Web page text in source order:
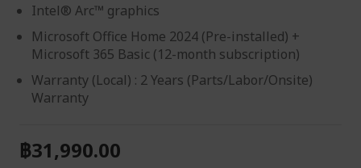
Intel® Arc™ graphics
Microsoft Office Home 2024 (Pre-installed) +
Microsoft 365 Basic (12-month subscription)
Warranty (Local) : 2 Years (Parts/Labor/Onsite)
Warranty
฿31,990.00